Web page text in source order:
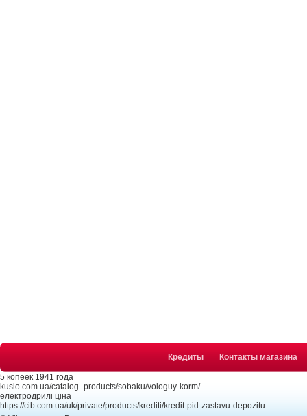
Кредиты Контакты магазина
5 копеек 1941 года
kusio.com.ua/catalog_products/sobaku/vologuy-korm/
електродрилі ціна
https://cib.com.ua/uk/private/products/krediti/kredit-pid-zastavu-depozitu